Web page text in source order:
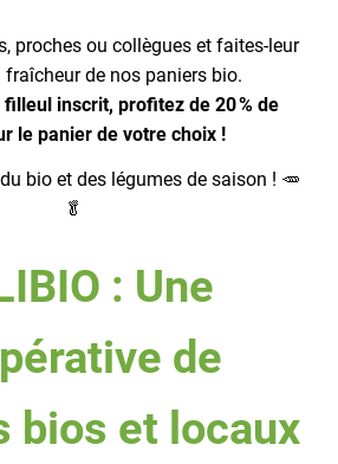
proches ou collègues et faites-leur
de nos paniers bio.
filleul inscrit, profitez de 20 % de
le panier de votre choix !
bio et des légumes de saison ! 🥕
🥬
: Une
de
bios et locaux